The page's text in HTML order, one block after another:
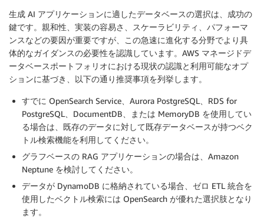
生成 AI アプリケーションに適したデータベースの選択は、成功の
鍵です。親和性、実装の容易さ、スケーラビリティ、パフォーマ
ンスなどの要因が重要ですが、この急速に進化する分野でより具
体的なガイダンスの必要性を認識しています。AWS マネージドデ
ータベースポートフォリオにおける現状の認識と利用可能なオプ
ションに基づき、以下の通り推奨事項を列挙します。
すでに OpenSearch Service、Aurora PostgreSQL、RDS for
PostgreSQL、DocumentDB、または MemoryDB を使用してい
る場合は、既存のデータに対して既存データベースが持つベク
トル検索機能を利用してください。
グラフベースの RAG アプリケーションの場合は、Amazon
Neptune を検討してください。
データが DynamoDB に格納されている場合、ゼロ ETL 統合を
使用したベクトル検索には OpenSearch が優れた選択肢となり
ます。